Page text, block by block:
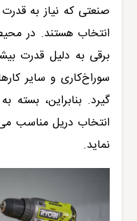
صنعتی که نیاز به قدرت
انتخاب هستند. در
برقی به دلیل قدرت
سوراخ‌کاری و سایر
گیرد. بنابراین، بسته
انتخاب دریل مناسب
نماید.